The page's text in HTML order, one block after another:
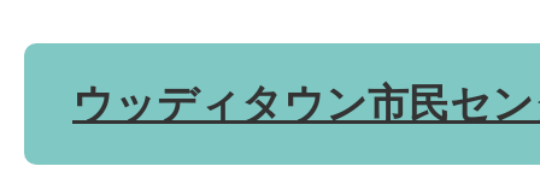
ウッディタウン市民セ